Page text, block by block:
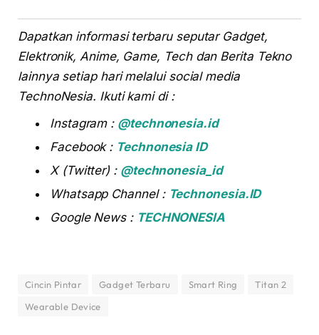
Dapatkan informasi terbaru seputar Gadget,
Elektronik, Anime, Game, Tech dan Berita Tekno
lainnya setiap hari melalui social media
TechnoNesia. Ikuti kami di :
Instagram : @technonesia.id
Facebook : Technonesia ID
X (Twitter) : @technonesia_id
Whatsapp Channel : Technonesia.ID
Google News : TECHNONESIA
Cincin Pintar Gadget Terbaru Smart Ring
Titan 2
Wearable Device